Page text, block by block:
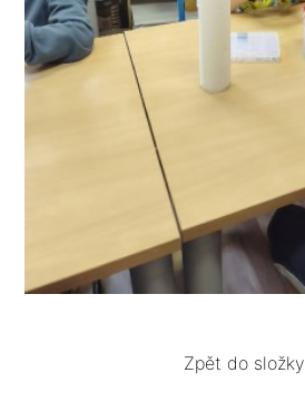
Zpět do složky